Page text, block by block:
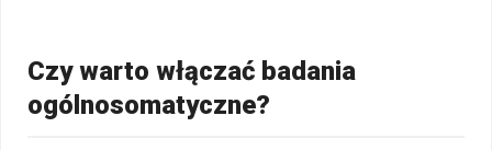
Czy warto włączać badania
ogólnosomatyczne?